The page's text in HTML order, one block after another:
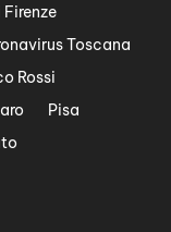
Toscana
Rossi
Pisa